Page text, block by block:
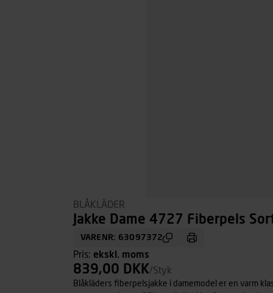
BLÅKLÄDER
Jakke Dame 4727 Fiberpels
VARENR: 63097372
Pris: ekskl. moms
839,00 DKK/Styk
Blåkläders fiberpelsjakke i damemodel er en varm